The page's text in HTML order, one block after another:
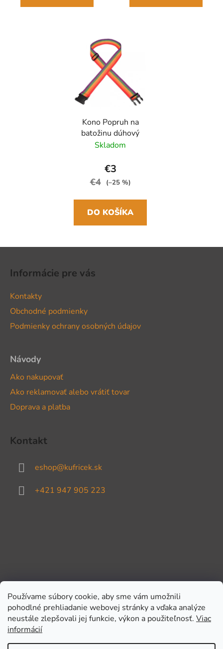
Používame súbory cookie, aby sme vám umožnili
pohodlné prehliadanie webovej stránky a vďaka analýze
neustále zlepšovali jej funkcie, výkon a použiteľnosť. Viac
informácií
Kono Popruh na
batožinu dúhový
Skladom
€3
€4 (–25 %)
DO KOŠÍKA
Informácie pre vás
Kontakty
Obchodné podmienky
Podmienky ochrany osobných údajov
Návody
Ako nakupovať
Ako reklamovať alebo vrátiť tovar
Doprava a platba
Kontakt
eshop@kufricek.sk
+421 947 905 223
Prijímame online platby